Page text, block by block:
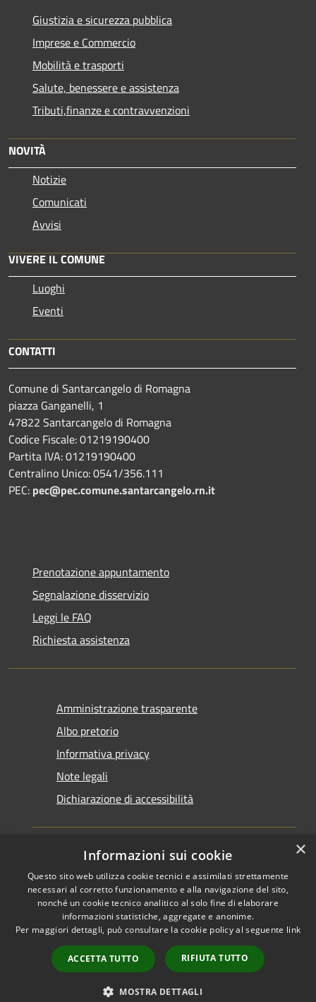
Giustizia e sicurezza pubblica
Imprese e Commercio
Mobilità e trasporti
Salute, benessere e assistenza
Tributi,finanze e contravvenzioni
NOVITÀ
Notizie
Comunicati
Avvisi
VIVERE IL COMUNE
Luoghi
Eventi
CONTATTI
Comune di Santarcangelo di Romagna
piazza Ganganelli, 1
47822 Santarcangelo di Romagna
Codice Fiscale: 01219190400
Partita IVA: 01219190400
Centralino Unico: 0541/356.111
PEC: pec@pec.comune.santarcangelo.rn.it
Prenotazione appuntamento
Segnalazione disservizio
Leggi le FAQ
Richiesta assistenza
Amministrazione trasparente
Albo pretorio
Informativa privacy
Note legali
Dichiarazione di accessibilità
RSS
Accessibilità
Cookie
Mappa del sito
Piano di miglioramento
Copyright © 2026 • Comune di
Santarcangelo di Romagna •
Powered byMunicipium
Accesso redazione
×
Informazioni sui cookie
Questo sito web utilizza cookie tecnici e assimilati strettamente
necessari al corretto funzionamento e alla navigazione del sito,
nonché un cookie tecnico analitico al solo fine di elaborare
informazioni statistiche, aggregate e anonime.
Per maggiori dettagli, può consultare la cookie policy al seguente link
ACCETTA TUTTO RIFIUTA TUTTO
MOSTRA DETTAGLI